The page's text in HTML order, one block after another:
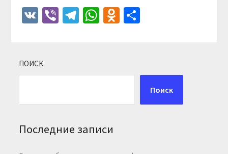
VKViberTelegram
WhatsApp
Odnoklassniki
Отправить
ПОИСК
Поиск
Последние записи